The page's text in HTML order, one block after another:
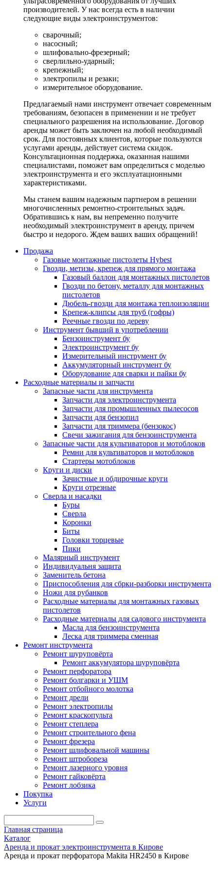
производителей. У нас всегда есть в наличии
следующие виды электроинструментов:
сварочный;
насосный;
шлифовально-фрезерный;
сверлильно-ударный;
крепежный;
электропилы и резаки;
измерительное оборудование.
Предлагаемый нами инструмент отвечает современным
требованиям, безопасен в применении и не требует
специального разрешения на использование. Договор
аренды может быть заключен на любой необходимый
срок. Для постоянных клиентов, которые пользуются
услугами аренды, действует система скидок.
Консультационная поддержка, оказанная нашими
специалистами, поможет вам определиться с моделью
электроинструмента и его эксплуатационными
характеристиками.
Мы станем вашим надежным партнером в решении
многочисленных ремонтно-строительных задач.
Обратившись к нам, вы непременно получите
необходимый электроинструмент в аренду, причем
быстро и недорого. Ждем ваших ваших обращений!
Продажа
Газовые монтажные пистолеты Hybest
Гвозди, метизы, крепеж для прямого монтажа
Газовый баллон для монтажных пистолетов
Гвозди по бетону, металлу для монтажных
пистолетов
Дюбель-гвозди для монтажа теплоизоляции
Крепеж-клипсы для труб (гофры)
Реечные гвозди по дереву
Инструмент бывший в употреблении
Бензоинструмент бу
Электроинструмент бу
Измерительный инструмент бу
Аккумуляторный инструмент бу
Оборудование для сварки и пайки бу
Расходные материалы и запчасти
Запасные части для инструмента
Запчасти для электроинструмента
Запчасти для промышленных пылесосов
Запчасти для бензопил
Запчасти для триммера (бензокос)
Свечи зажигания для бензоинструмента
Запасные части для культиваторов и мотоблоков
Ремни для культиваторов и мотоблоков
Стартеры мотоблоков
Круги и диски
Зачистные и обдирочные круги
Круги отрезные
Сверла и насадки
Буры
Сверла
Коронки
Биты
Головки торцевые
Пики
Малярный инструмент
Индивидуальня защита
Заменитель бетона
Приспособления для сбрки-разборки инструмента
Ножи для рубанков
Расходные материалы для монтажных газовых
пистолетов
Расходные материалы для садового инструмента
Масла для бензоинструмента
Леска для триммера сменная
Ремонт инструмента
Ремонт шуруповёрта
Ремонт аккумулятора шуруповёрта
Ремонт перфоратора
Ремонт болгарки и УШМ
Ремонт отбойного молотка
Ремонт дрели
Ремонт электропилы
Ремонт краскопульта
Ремонт степлера
Ремонт строительного фена
Ремонт фрезера
Ремонт шлифовальной машины
Ремонт штробореза
Ремонт лазерного уровня
Ремонт гайковёрта
Ремонт лобзика
Покупка
Услуги
Главная страница
Каталог
Аренда и прокат электроинструмента в Кирове
Аренда и прокат перфоратора Makita HR2450 в Кирове